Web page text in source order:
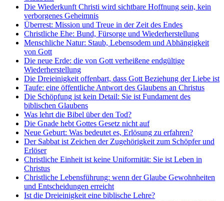
Die Wiederkunft Christi wird sichtbare Hoffnung sein, kein
verborgenes Geheimnis
Überrest: Mission und Treue in der Zeit des Endes
Christliche Ehe: Bund, Fürsorge und Wiederherstellung
Menschliche Natur: Staub, Lebensodem und Abhängigkeit
von Gott
Die neue Erde: die von Gott verheißene endgültige
Wiederherstellung
Die Dreieinigkeit offenbart, dass Gott Beziehung der Liebe ist
Taufe: eine öffentliche Antwort des Glaubens an Christus
Die Schöpfung ist kein Detail: Sie ist Fundament des
biblischen Glaubens
Was lehrt die Bibel über den Tod?
Die Gnade hebt Gottes Gesetz nicht auf
Neue Geburt: Was bedeutet es, Erlösung zu erfahren?
Der Sabbat ist Zeichen der Zugehörigkeit zum Schöpfer und
Erlöser
Christliche Einheit ist keine Uniformität: Sie ist Leben in
Christus
Christliche Lebensführung: wenn der Glaube Gewohnheiten
und Entscheidungen erreicht
Ist die Dreieinigkeit eine biblische Lehre?